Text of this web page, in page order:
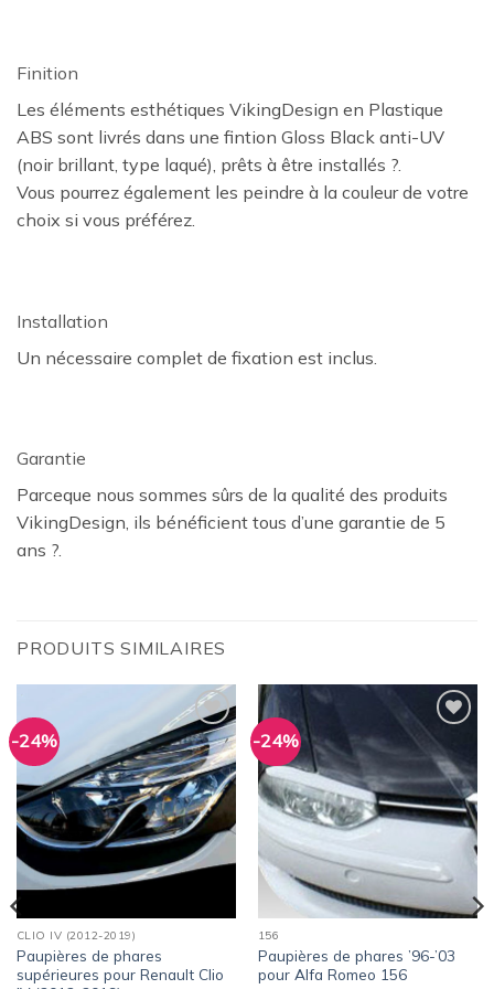
Finition
Les éléments esthétiques VikingDesign en Plastique
ABS sont livrés dans une fintion Gloss Black anti-UV
(noir brillant, type laqué), prêts à être installés ?.
Vous pourrez également les peindre à la couleur de votre
choix si vous préférez.
Installation
Un nécessaire complet de fixation est inclus.
Garantie
Parceque nous sommes sûrs de la qualité des produits
VikingDesign, ils bénéficient tous d’une garantie de 5
ans ?.
PRODUITS SIMILAIRES
-24%
Ajouter
à la
wishlist
CLIO IV (2012-2019)
Paupières de phares
supérieures pour Renault Clio
-24%
Ajouter
à la
wishlist
156
Paupières de phares ’96-’03
pour Alfa Romeo 156